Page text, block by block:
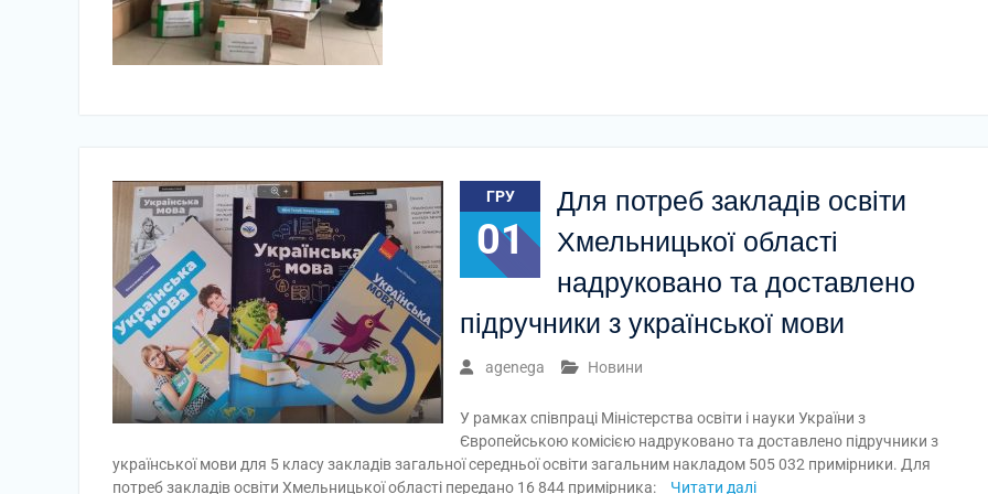
ГРУ
01
Для потреб закладів освіти
Хмельницької області
надруковано та доставлено
підручники з української мови
agenega Новини
У рамках співпраці Міністерства освіти і науки України з
Європейською комісією надруковано та доставлено підручники з
української мови для 5 класу закладів загальної середньої освіти загальним накладом 505 032 примірники. Для
потреб закладів освіти Хмельницької області передано 16 844 примірника:
Читати далі